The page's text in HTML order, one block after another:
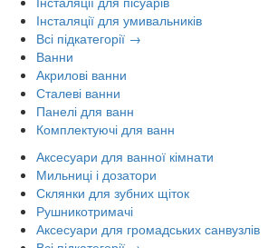
Інсталяції для умивальників
Всі підкатегорії →
Ванни
Акрилові ванни
Сталеві ванни
Панелі для ванн
Комплектуючі для ванн
Аксесуари для ванної кімнати
Мильниці і дозатори
Склянки для зубних щіток
Рушникотримачі
Аксесуари для громадських санвузлів